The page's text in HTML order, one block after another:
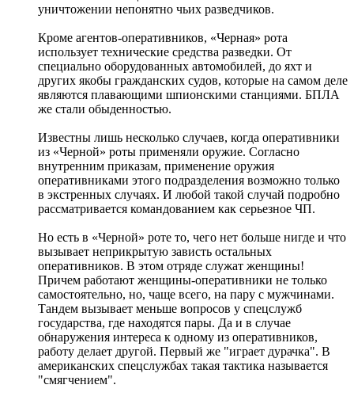
уничтожении непонятно чьих разведчиков.
Кроме агентов-оперативников, «Черная» рота
использует технические средства разведки. От
специально оборудованных автомобилей, до яхт и
других якобы гражданских судов, которые на самом деле
являются плавающими шпионскими станциями. БПЛА
же стали обыденностью.
Известны лишь несколько случаев, когда оперативники
из «Черной» роты применяли оружие. Согласно
внутренним приказам, применение оружия
оперативниками этого подразделения возможно только
в экстренных случаях. И любой такой случай подробно
рассматривается командованием как серьезное ЧП.
Но есть в «Черной» роте то, чего нет больше нигде и что
вызывает неприкрытую зависть остальных
оперативников. В этом отряде служат женщины!
Причем работают женщины-оперативники не только
самостоятельно, но, чаще всего, на пару с мужчинами.
Тандем вызывает меньше вопросов у спецслужб
государства, где находятся пары. Да и в случае
обнаружения интереса к одному из оперативников,
работу делает другой. Первый же "играет дурачка". В
американских спецслужбах такая тактика называется
"смягчением".